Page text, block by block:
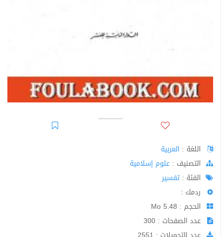
اللغة : العربية
اﻟﺘﺼﻨﻴﻒ : علوم إسلامية
الفئة : تفسير
ردمك :
الحجم : 5.48 Mo
عدد الصفحات : 300